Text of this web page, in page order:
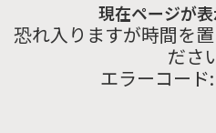
現在ページが
恐れ入りますが時間を
ださ
エラーコード: